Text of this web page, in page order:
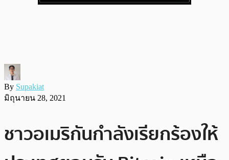
By Supakiat
มิถุนายน 28, 2021
ชาวอเมริกันกำลังเรียกร้องให้